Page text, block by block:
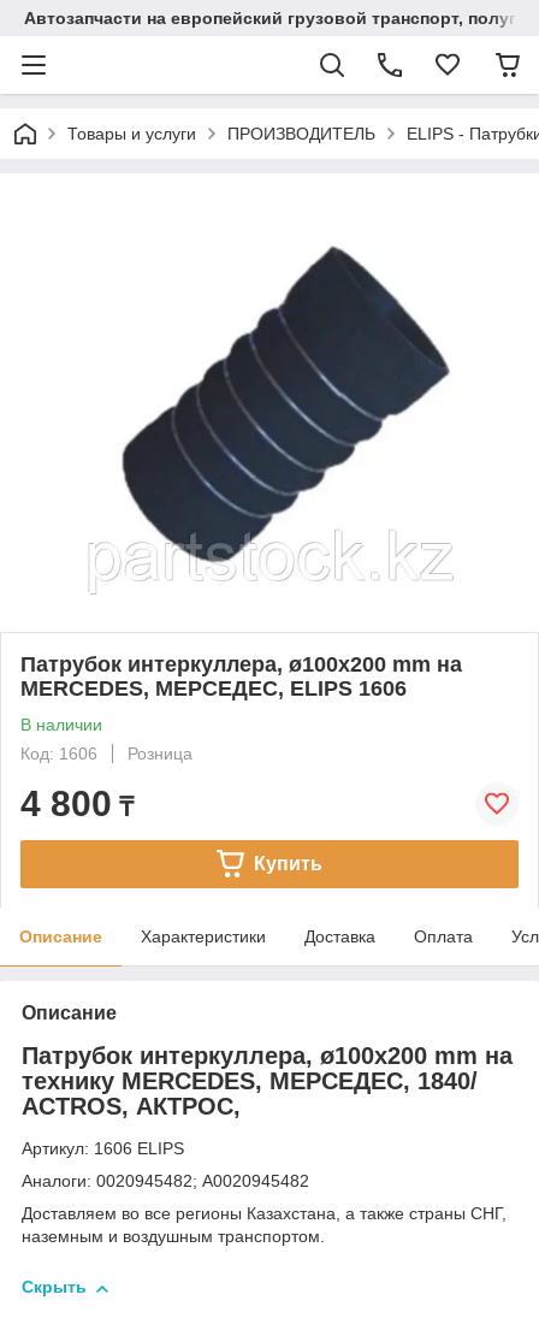
Автозапчасти на европейский грузовой транспорт,
Товары и услуги ПРОИЗВОДИТЕЛЬ ELIPS -
Патрубок интеркуллера, ø100x200 mm на
MERCEDES, МЕРСЕДЕС, ELIPS 1606
В наличии
Код: 1606
Розница
4 800 ₸
Купить
Описание Характеристики Доставка Оплата
Описание
Патрубок интеркуллера, ø100x200 mm на
технику MERCEDES, МЕРСЕДЕС, 1840/
ACTROS, АКТРОС,
Артикул: 1606 ELIPS
Аналоги: 0020945482; A0020945482
Доставляем во все регионы Казахстана, а также страны СНГ,
наземным и воздушным транспортом.
Скрыть